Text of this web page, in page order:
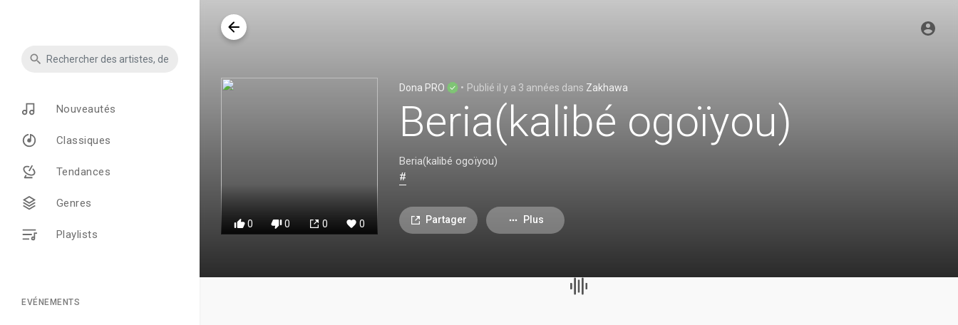
Nouveautés
Classiques
Tendances
Genres
Playlists
EVÉNEMENTS
0 0 0 0
Dona PRO • Publié il y a 3 années dans Zakhawa
Beria(kalibé ogoïyou)
Beria(kalibé ogoïyou)
#
Partager Plus